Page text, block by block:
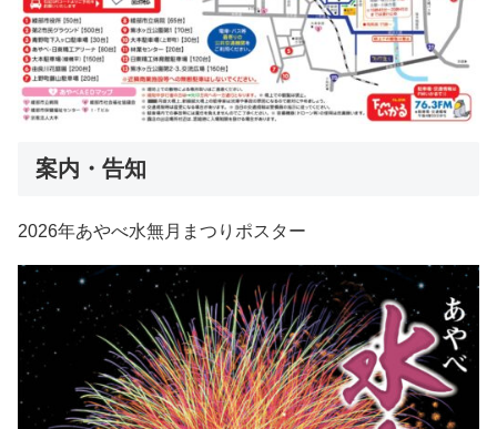
案内・告知
2026年あやべ水無月まつりポスター